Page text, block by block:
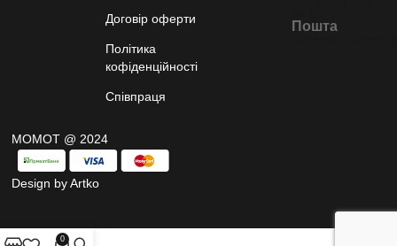
Пошта
Договір оферти
Політика
кофіденційності
Співпраця
МОМОТ @ 2024
Design by Artko
0